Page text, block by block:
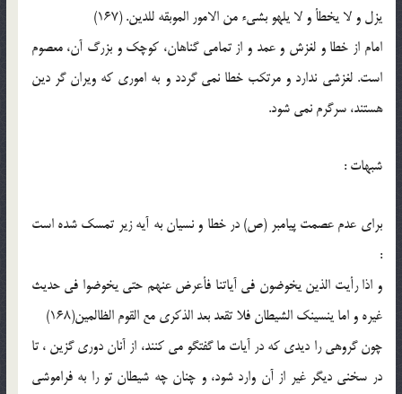
يزل و لا يخطأ و لا يلهو بشيء من الامور الموبقه للدين. (167)
امام از خطا و لغزش و عمد و از تمامي گناهان، كوچك و بزرگ آن، معصوم
است. لغزشي ندارد و مرتكب خطا نمي گردد و به اموري كه ويران گر دين
هستند، سرگرم نمي شود.
شبهات :
براي عدم عصمت پيامبر (ص) در خطا و نسيان به آيه زير تمسك شده است
:
و اذا رأيت الذين يخوضون في آياتنا فأعرض عنهم حتي يخوضوا في حديث
غيره و اما ينسينك الشيطان فلا تقعد بعد الذكري مع القوم الظالمين(168)
چون گروهي را ديدي كه در آيات ما گفتگو مي كنند، از آنان دوري گزين ، تا
در سخني ديگر غير از آن وارد شود، و چنان چه شيطان تو را به فراموشي